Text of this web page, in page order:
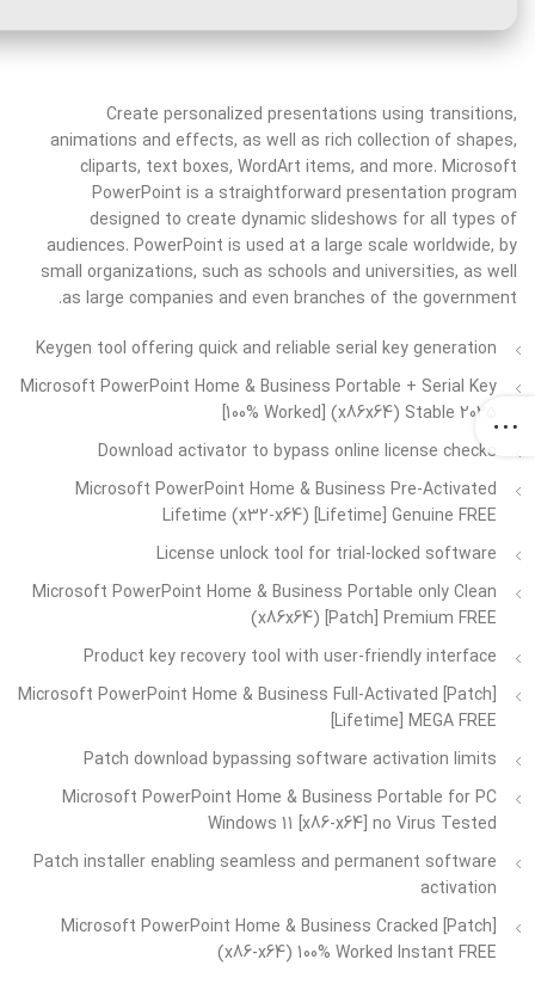
Create personalized presentations using transitions,
animations and effects, as well as rich collection of shapes,
cliparts, text boxes, WordArt items, and more. Microsoft
PowerPoint is a straightforward presentation program
designed to create dynamic slideshows for all types of
audiences. PowerPoint is used at a large scale worldwide, by
small organizations, such as schools and universities, as well
as large companies and even branches of the government.
Keygen tool offering quick and reliable serial key generation
Microsoft PowerPoint Home & Business Portable + Serial Key
[100% Worked] (x86x64) Stable 2025
Download activator to bypass online license checks
Microsoft PowerPoint Home & Business Pre-Activated
Lifetime (x32-x64) [Lifetime] Genuine FREE
License unlock tool for trial-locked software
Microsoft PowerPoint Home & Business Portable only Clean
(x86x64) [Patch] Premium FREE
Product key recovery tool with user-friendly interface
Microsoft PowerPoint Home & Business Full-Activated [Patch]
[Lifetime] MEGA FREE
Patch download bypassing software activation limits
Microsoft PowerPoint Home & Business Portable for PC
Windows 11 [x86-x64] no Virus Tested
Patch installer enabling seamless and permanent software
activation
Microsoft PowerPoint Home & Business Cracked [Patch]
(x86-x64) 100% Worked Instant FREE